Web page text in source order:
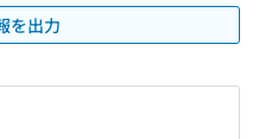
を出力